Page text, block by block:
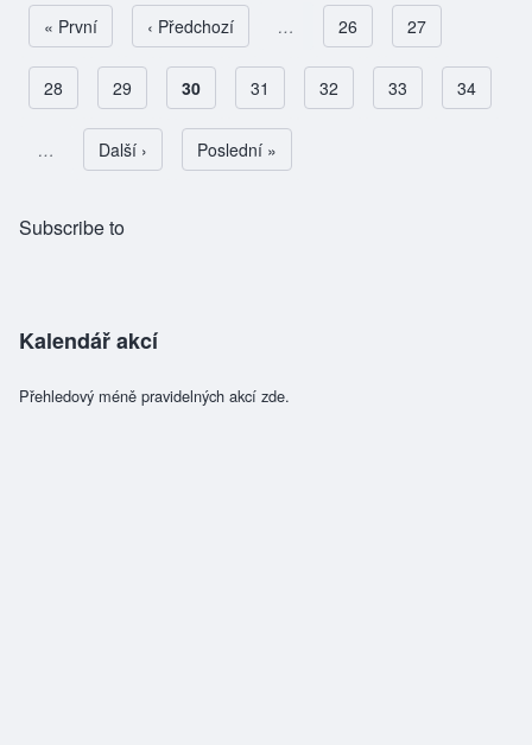
Pagination
First page
« První Předchozí stránka
‹ Předchozí … Page
26 Page
27
Page
28 Page
29 Aktuální stránka
30 Page
31 Page
32 Page
33 Page
34
… Následující stránka
Další › Poslední stránka
Poslední »
Subscribe to
Kalendář akcí
Přehledový méně pravidelných akcí zde.